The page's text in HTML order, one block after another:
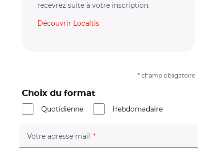
recevrez suite à votre inscription.
Découvrir Localtis
* champ obligatoire
Choix du format
Quotidienne
Hebdomadaire
Votre adresse mail (champ obligatoire)